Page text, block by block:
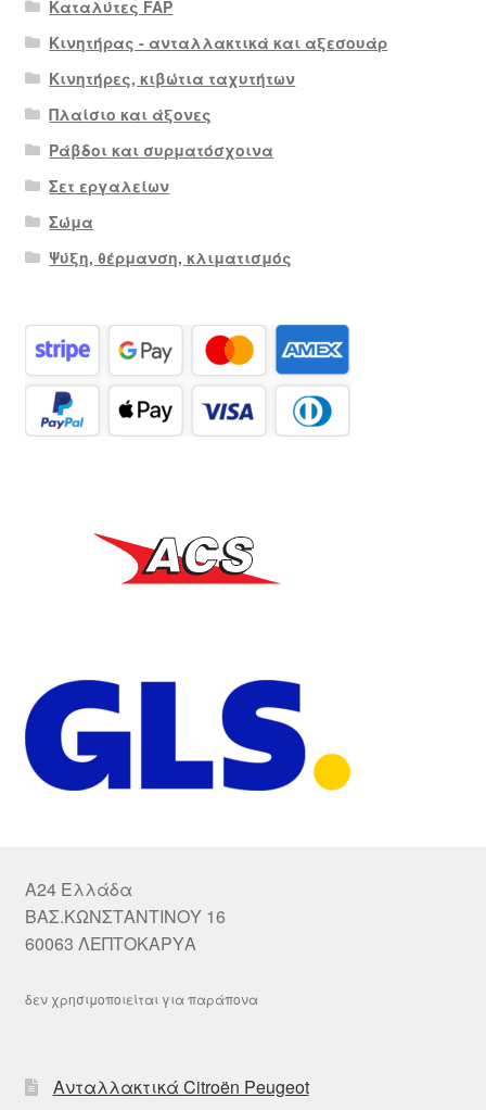
Καταλύτες FAP
Κινητήρας - ανταλλακτικά και αξεσουάρ
Κινητήρες, κιβώτια ταχυτήτων
Πλαίσιο και άξονες
Ράβδοι και συρματόσχοινα
Σετ εργαλείων
Σώμα
Ψύξη, θέρμανση, κλιματισμός
A24 Ελλάδα
ΒΑΣ.ΚΩΝΣΤΑΝΤΙΝΟΥ 16
60063 ΛΕΠΤΟΚΑΡΥΑ
δεν χρησιμοποιείται για παράπονα
Ανταλλακτικά Citroën Peugeot